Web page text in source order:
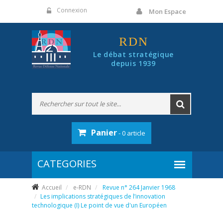
Connexion Mon Espace
RDN
Le débat stratégique
depuis 1939
Panier- 0 article
Accueil e-RDN
Revue n° 264 Janvier 1968
Les implications stratégiques de l’innovation
technologique (I) Le point de vue d'un Européen